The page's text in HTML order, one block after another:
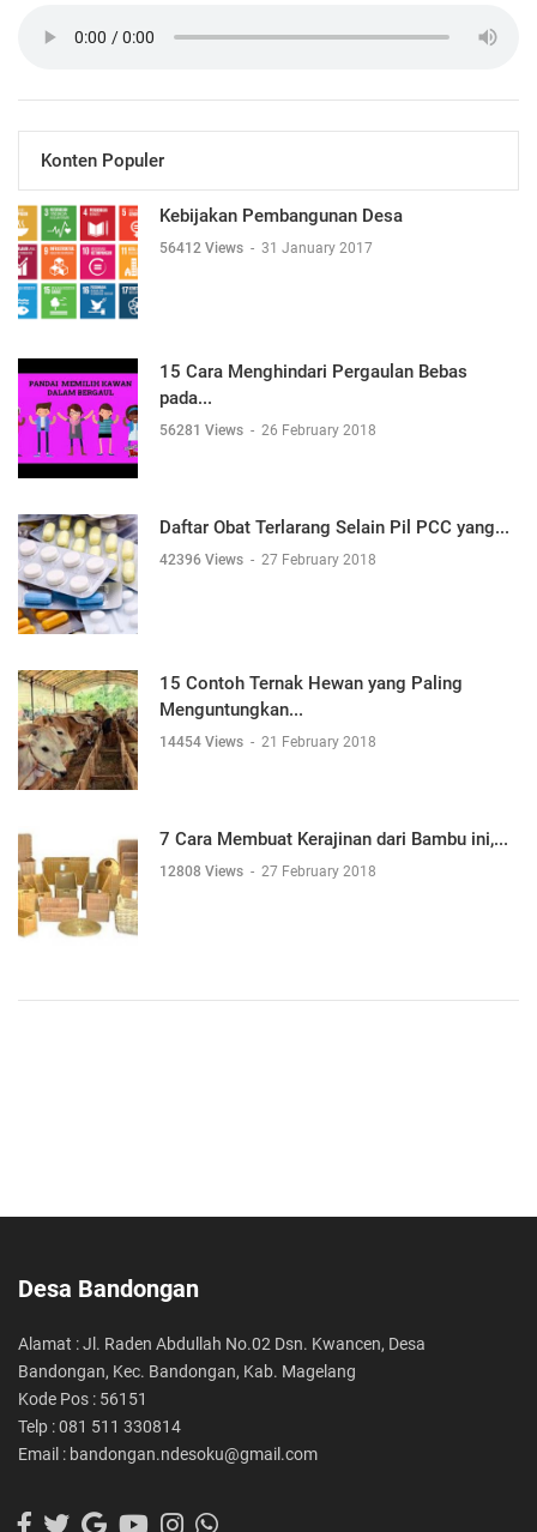
Konten Populer
Kebijakan Pembangunan Desa
56412 Views - 31 January 2017
15 Cara Menghindari Pergaulan Bebas
pada...
56281 Views - 26 February 2018
Daftar Obat Terlarang Selain Pil PCC yang...
42396 Views - 27 February 2018
15 Contoh Ternak Hewan yang Paling
Menguntungkan...
14454 Views - 21 February 2018
7 Cara Membuat Kerajinan dari Bambu ini,...
12808 Views - 27 February 2018
Desa Bandongan
Alamat : Jl. Raden Abdullah No.02 Dsn. Kwancen, Desa
Bandongan, Kec. Bandongan, Kab. Magelang
Kode Pos : 56151
Telp : 081 511 330814
Email : bandongan.ndesoku@gmail.com